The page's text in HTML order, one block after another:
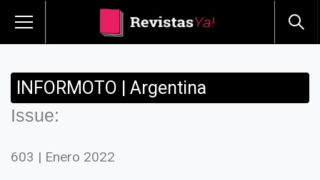
INFORMOTO | Argentina
Issue:
603 | Enero 2022